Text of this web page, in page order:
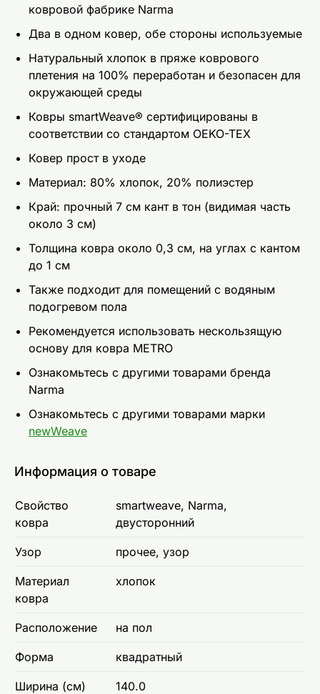
ковровой фабрике Narma
Два в одном ковер, обе стороны используемые
Натуральный хлопок в пряже коврового
плетения на 100% переработан и безопасен для
окружающей среды
Ковры smartWeave® сертифицированы в
соответствии со стандартом OEKO-TEX
Ковер прост в уходе
Mатериал: 80% хлопок, 20% полиэстер
Край: прочный 7 см кант в тон (видимая часть
около 3 см)
Толщина ковра около 0,3 см, на углах с кантом
до 1 см
Также подходит для помещений с водяным
подогревом пола
Рекомендуется использовать нескользящую
основу для ковра METRO
Ознакомьтесь с другими товарами бренда
Narma
Ознакомьтесь с другими товарами марки
newWeave
Информация о товаре
Свойство
ковра
smartweave, Narma,
двусторонний
Узор прочее, узор
Материал
ковра
хлопок
Расположение на пол
Форма квадратный
Ширина (см) 140.0